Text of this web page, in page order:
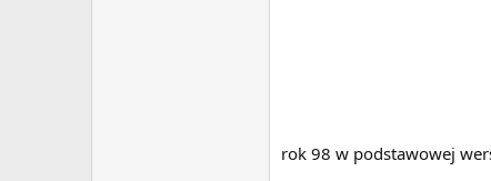
rok 98 w podstawowej